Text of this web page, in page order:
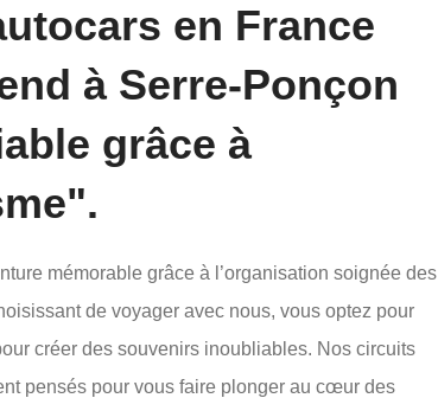
en France
à Serre-Ponçon
grâce à
mémorable grâce à l’organisation soignée des
de voyager avec nous, vous optez pour
créer des souvenirs inoubliables. Nos circuits
pensés pour vous faire plonger au cœur des